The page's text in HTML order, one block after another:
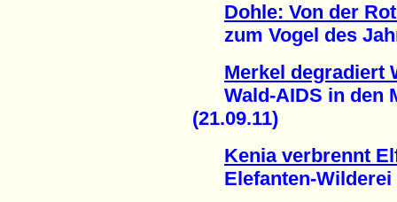
Dohle: Von der
zum Vogel des
Merkel degradiert
Wald-AIDS in den
(21.09.11)
Kenia verbrennt
Elefanten-Wilderei